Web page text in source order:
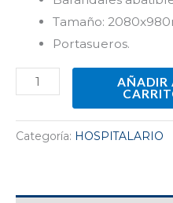
Tamaño:
Portasueros.
AÑADIR
Categoría: HOSPITALARIO